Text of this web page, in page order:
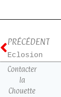
PRÉCÉDENT
Eclosion
Contacter
la
Chouette